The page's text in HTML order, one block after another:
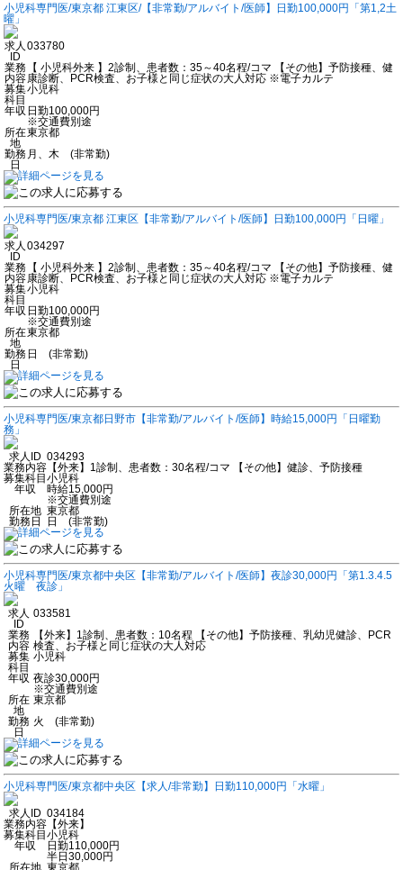
小児科専門医/東京都 江東区/【非常勤/アルバイト/医師】日勤100,000円「第1,2土
曜」
求人
ID
033780
業務
内容
【 小児科外来 】2診制、患者数：35～40名程/コマ 【その他】予防接種、健
康診断、PCR検査、お子様と同じ症状の大人対応 ※電子カルテ
募集
科目
小児科
年収 日勤100,000円
※交通費別途
所在
地
東京都
勤務
日
月、木 (非常勤)
小児科専門医/東京都 江東区【非常勤/アルバイト/医師】日勤100,000円「日曜」
求人
ID
034297
業務
内容
【 小児科外来 】2診制、患者数：35～40名程/コマ 【その他】予防接種、健
康診断、PCR検査、お子様と同じ症状の大人対応 ※電子カルテ
募集
科目
小児科
年収 日勤100,000円
※交通費別途
所在
地
東京都
勤務
日
日 (非常勤)
小児科専門医/東京都日野市【非常勤/アルバイト/医師】時給15,000円「日曜勤
務」
求人ID 034293
業務内容 【外来】1診制、患者数：30名程/コマ 【その他】健診、予防接種
募集科目小児科
年収
時給15,000円
※交通費別途
所在地 東京都
勤務日
日 (非常勤)
小児科専門医/東京都中央区【非常勤/アルバイト/医師】夜診30,000円「第1.3.4.5
火曜 夜診」
求人
ID
033581
業務
内容
【外来】1診制、患者数：10名程 【その他】予防接種、乳幼児健診、PCR
検査、お子様と同じ症状の大人対応
募集
科目
小児科
年収 夜診30,000円
※交通費別途
所在
地
東京都
勤務
日
火 (非常勤)
小児科専門医/東京都中央区【求人/非常勤】日勤110,000円「水曜」
求人ID 034184
業務内容 【外来】
募集科目小児科
年収
日勤110,000円
半日30,000円
所在地 東京都